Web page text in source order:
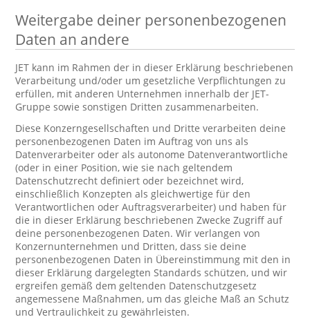
Weitergabe deiner personenbezogenen
Daten an andere
JET kann im Rahmen der in dieser Erklärung beschriebenen
Verarbeitung und/oder um gesetzliche Verpflichtungen zu
erfüllen, mit anderen Unternehmen innerhalb der JET-
Gruppe sowie sonstigen Dritten zusammenarbeiten.
Diese Konzerngesellschaften und Dritte verarbeiten deine
personenbezogenen Daten im Auftrag von uns als
Datenverarbeiter oder als autonome Datenverantwortliche
(oder in einer Position, wie sie nach geltendem
Datenschutzrecht definiert oder bezeichnet wird,
einschließlich Konzepten als gleichwertige für den
Verantwortlichen oder Auftragsverarbeiter) und haben für
die in dieser Erklärung beschriebenen Zwecke Zugriff auf
deine personenbezogenen Daten. Wir verlangen von
Konzernunternehmen und Dritten, dass sie deine
personenbezogenen Daten in Übereinstimmung mit den in
dieser Erklärung dargelegten Standards schützen, und wir
ergreifen gemäß dem geltenden Datenschutzgesetz
angemessene Maßnahmen, um das gleiche Maß an Schutz
und Vertraulichkeit zu gewährleisten.